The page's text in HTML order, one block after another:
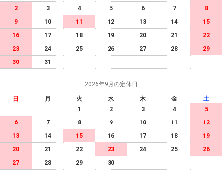
2
3 4 5 6 7
8
9
10 11 12 13 14
15
16
17 18 19 20 21
22
23
24 25 26 27 28
29
30
31
2026年9月の定休日
日 月 火 水 木 金
土
1
2 3 4
5
6
7 8 9 10 11
12
13
14 15 16 17 18
19
20
21 22 23 24 25
26
27
28 29 30